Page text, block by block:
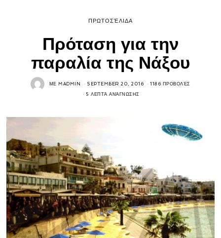
ΠΡΩΤΟΣΈΛΙΔΑ
Πρόταση για την
παραλία της Νάξου
ΜΕMADMIN SEPTEMBER 20, 2016 1186 ΠΡΟΒΟΛΈΣ
5 ΛΕΠΤΆ ΑΝΆΓΝΩΣΗΣ